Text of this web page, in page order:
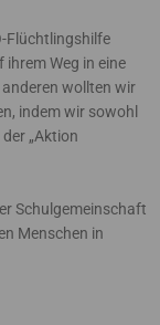
Flüchtlingshilfe
Weg in eine
wollten wir
indem wir sowohl
„Aktion
Schulgemeinschaft
Menschen in